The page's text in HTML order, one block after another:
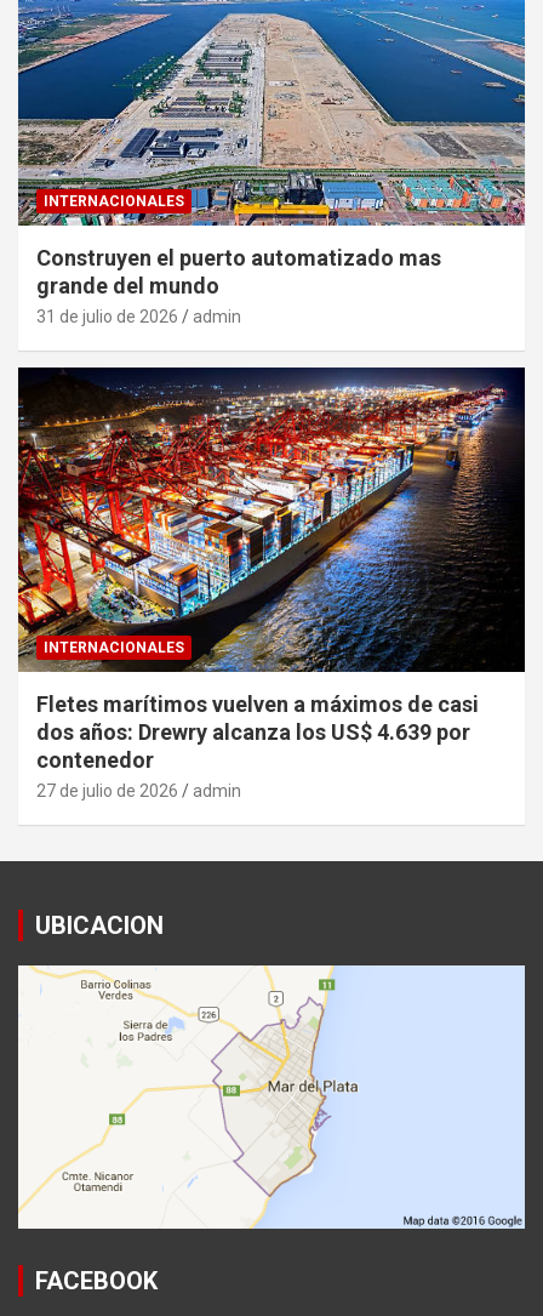
INTERNACIONALES
Construyen el puerto automatizado mas
grande del mundo
31 de julio de 2026 admin
INTERNACIONALES
Fletes marítimos vuelven a máximos de casi
dos años: Drewry alcanza los US$ 4.639 por
contenedor
27 de julio de 2026 admin
UBICACION
FACEBOOK